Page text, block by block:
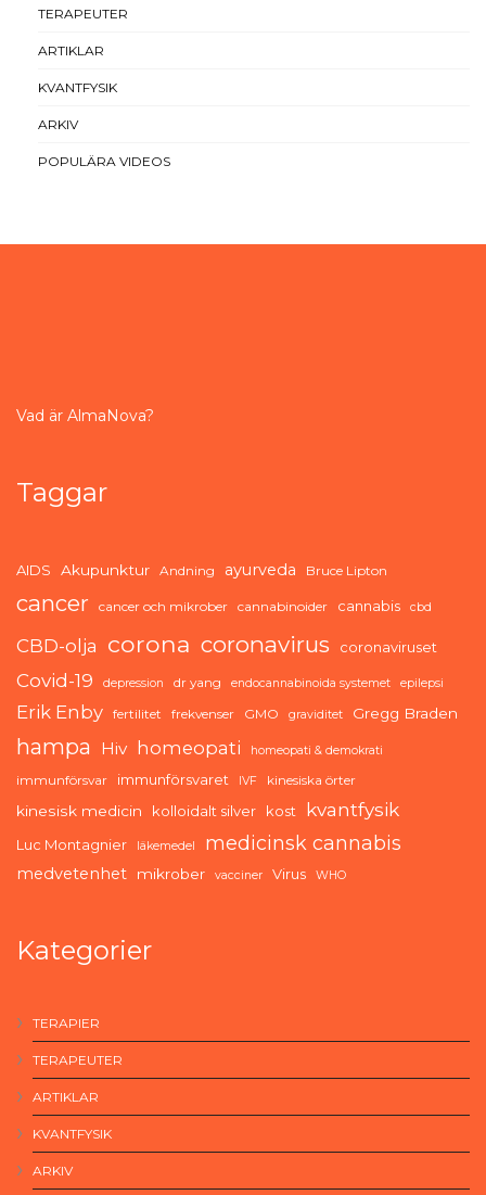
TERAPEUTER
ARTIKLAR
KVANTFYSIK
ARKIV
POPULÄRA VIDEOS
Vad är AlmaNova?
Taggar
AIDS Akupunktur Andning ayurveda Bruce Lipton
cancer cancer och mikrober cannabinoider cannabis cbd
CBD-olja corona coronavirus coronaviruset
Covid-19 depression dr yang endocannabinoida systemet epilepsi
Erik Enby fertilitet frekvenser GMO graviditet Gregg Braden
hampa Hiv homeopati homeopati & demokrati
immunförsvar immunförsvaret IVF kinesiska örter
kinesisk medicin kolloidalt silver kost kvantfysik
Luc Montagnier läkemedel medicinsk cannabis
medvetenhet mikrober vacciner Virus WHO
Kategorier
TERAPIER
TERAPEUTER
ARTIKLAR
KVANTFYSIK
ARKIV